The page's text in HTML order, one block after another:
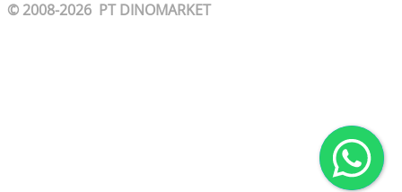
© 2008-2026 PT DINOMARKET